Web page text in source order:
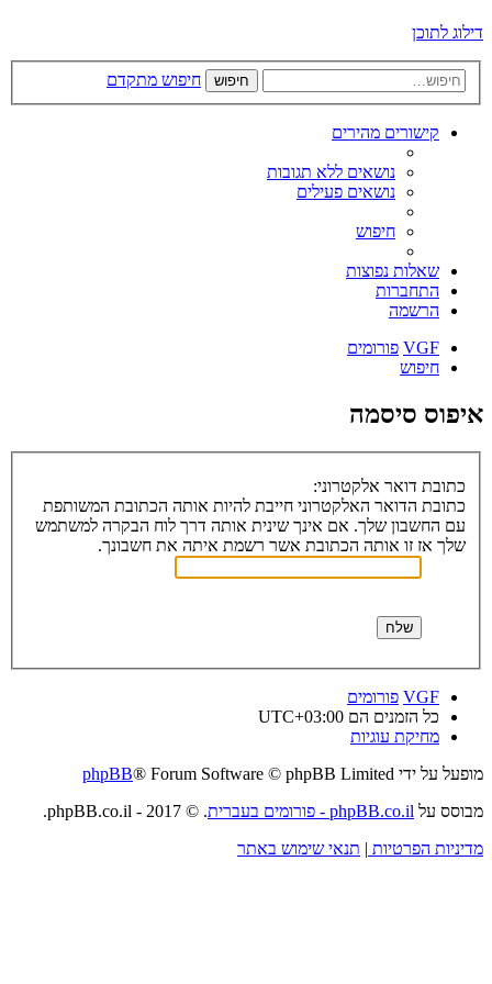
דילוג לתוכן
חיפוש חיפוש מתקדם
קישורים מהירים
נושאים ללא תגובות
נושאים פעילים
חיפוש
שאלות נפוצות
התחברות
הרשמה
VGF פורומים
חיפוש
איפוס סיסמה
כתובת דואר אלקטרוני:
כתובת הדואר האלקטרוני חייבת להיות אותה הכתובת המשותפת
עם החשבון שלך. אם אינך שינית אותה דרך לוח הבקרה למשתמש
שלך אז זו אותה הכתובת אשר רשמת איתה את חשבונך.
VGF פורומים
כל הזמנים הם UTC+03:00
מחיקת עוגיות
מופעל על ידי
phpBB® Forum Software © phpBB Limited
מבוסס על phpBB.co.il - פורומים בעברית
. © 2017 - phpBB.co.il.
מדיניות הפרטיות | תנאי שימוש באתר